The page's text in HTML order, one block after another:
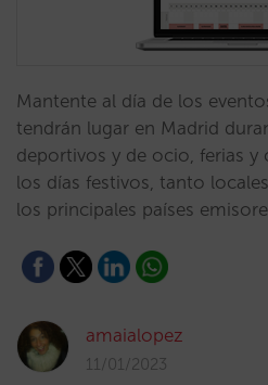
Mantente al día de los
tendrán lugar en Madrid
deportivos y de ocio, ferias y
los días festivos, tanto
los principales países
amaialopez
11/01/2023